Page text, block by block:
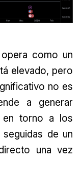
como un
elevado, pero
no es
a generar
en torno a los
de un
una vez